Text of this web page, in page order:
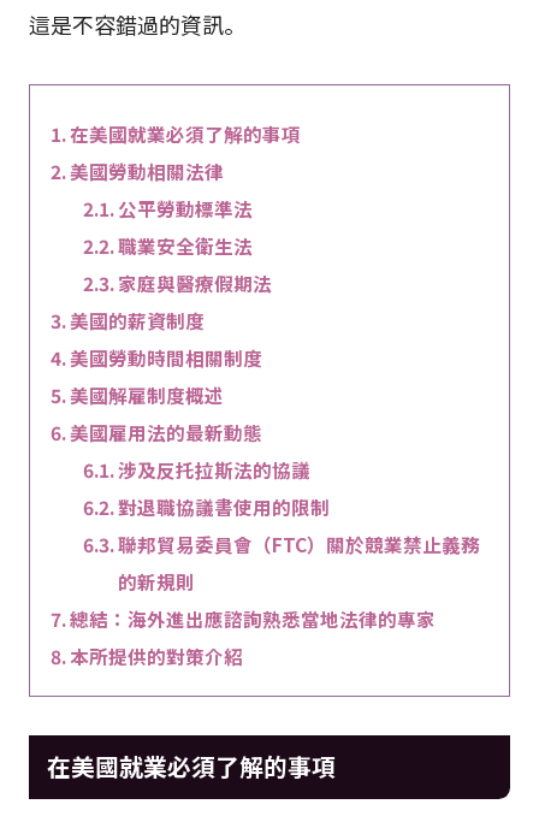
這是不容錯過的資訊。
在美國就業必須了解的事項
美國勞動相關法律
公平勞動標準法
職業安全衛生法
家庭與醫療假期法
美國的薪資制度
美國勞動時間相關制度
美國解雇制度概述
美國雇用法的最新動態
涉及反托拉斯法的協議
對退職協議書使用的限制
聯邦貿易委員會（FTC）關於競業禁止義務
的新規則
總結：海外進出應諮詢熟悉當地法律的專家
本所提供的對策介紹
在美國就業必須了解的事項